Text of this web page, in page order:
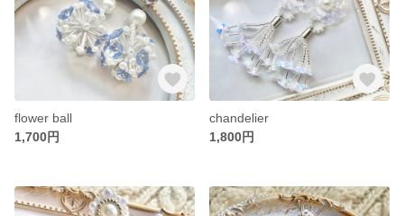
flower ball
1,700円
chandelier
1,800円